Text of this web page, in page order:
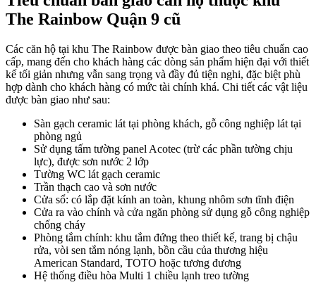
The Rainbow Quận 9 cũ
Các căn hộ tại khu The Rainbow được bàn giao theo tiêu chuẩn cao
cấp, mang đến cho khách hàng các dòng sản phẩm hiện đại với thiết
kế tối giản nhưng vẫn sang trọng và đầy đủ tiện nghi, đặc biệt phù
hợp dành cho khách hàng có mức tài chính khá. Chi tiết các vật liệu
được bàn giao như sau:
Sàn gạch ceramic lát tại phòng khách, gỗ công nghiệp lát tại
phòng ngủ
Sử dụng tấm tường panel Acotec (trừ các phần tường chịu
lực), được sơn nước 2 lớp
Tường WC lát gạch ceramic
Trần thạch cao và sơn nước
Cửa sổ: có lắp đặt kính an toàn, khung nhôm sơn tĩnh điện
Cửa ra vào chính và cửa ngăn phòng sử dụng gỗ công nghiệp
chống cháy
Phòng tắm chính: khu tắm đứng theo thiết kế, trang bị chậu
rửa, vòi sen tắm nóng lạnh, bồn cầu của thương hiệu
American Standard, TOTO hoặc tương đương
Hệ thống điều hòa Multi 1 chiều lạnh treo tường